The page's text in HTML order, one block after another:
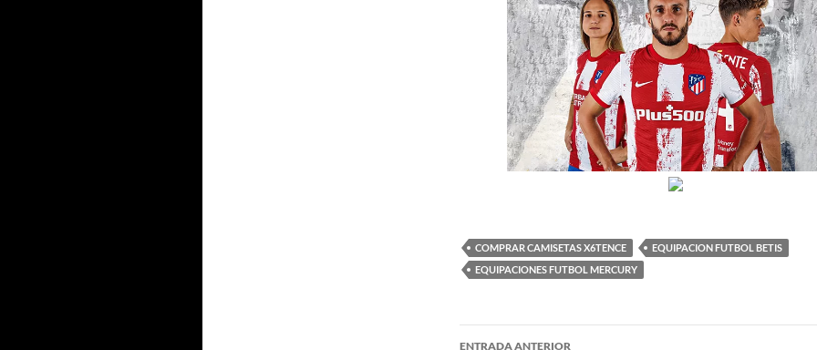
COMPRAR CAMISETAS X6TENCE
EQUIPACION FUTBOL BETIS
EQUIPACIONES FUTBOL MERCURY
Navegación
ENTRADA ANTERIOR